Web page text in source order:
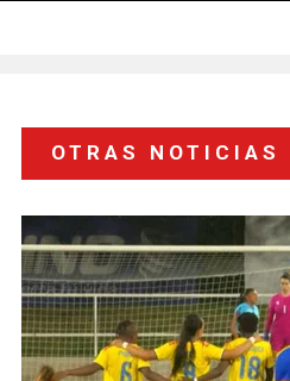
OTRAS NOTICIAS